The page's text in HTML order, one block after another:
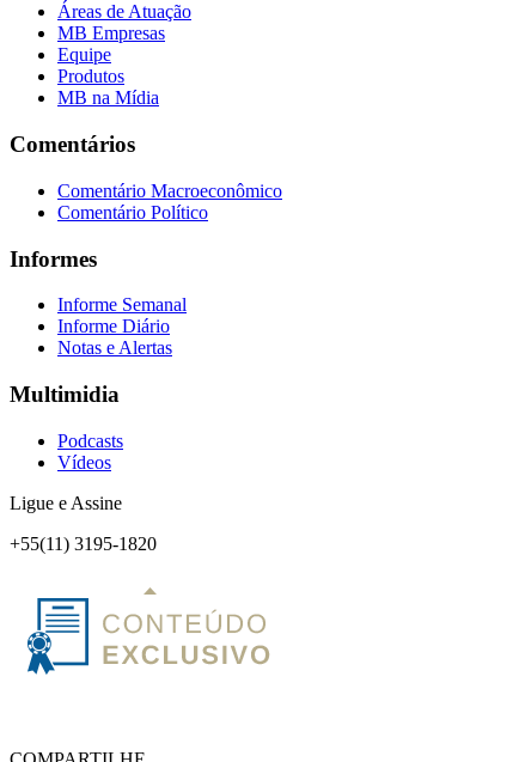
Áreas de Atuação
MB Empresas
Equipe
Produtos
MB na Mídia
Comentários
Comentário Macroeconômico
Comentário Político
Informes
Informe Semanal
Informe Diário
Notas e Alertas
Multimidia
Podcasts
Vídeos
Ligue e Assine
+55(11) 3195-1820